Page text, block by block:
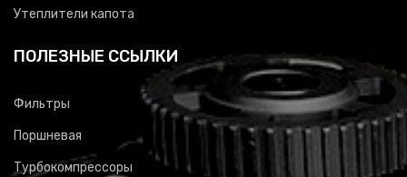
Утеплители капота
ПОЛЕЗНЫЕ ССЫЛКИ
Фильтры
Поршневая
Турбокомпрессоры